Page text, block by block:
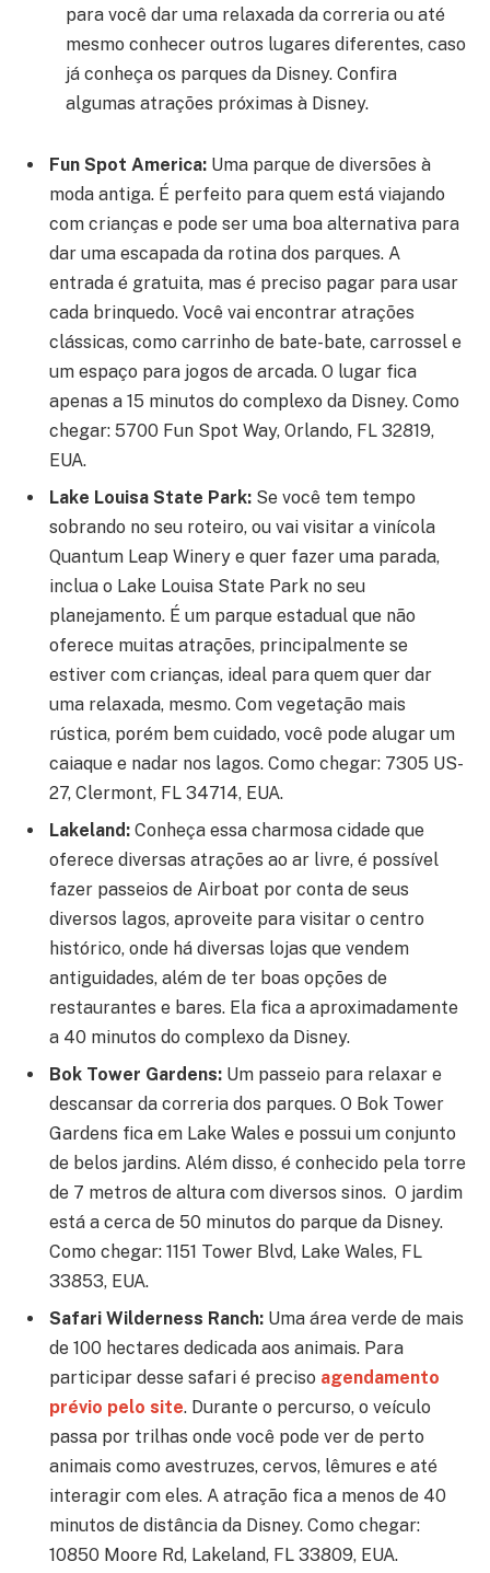
para você dar uma relaxada da correria ou até
mesmo conhecer outros lugares diferentes, caso
já conheça os parques da Disney. Confira
algumas atrações próximas à Disney.
Fun Spot America: Uma parque de diversões à
moda antiga. É perfeito para quem está viajando
com crianças e pode ser uma boa alternativa para
dar uma escapada da rotina dos parques. A
entrada é gratuita, mas é preciso pagar para usar
cada brinquedo. Você vai encontrar atrações
clássicas, como carrinho de bate-bate, carrossel e
um espaço para jogos de arcada. O lugar fica
apenas a 15 minutos do complexo da Disney. Como
chegar: 5700 Fun Spot Way, Orlando, FL 32819,
EUA.
Lake Louisa State Park: Se você tem tempo
sobrando no seu roteiro, ou vai visitar a vinícola
Quantum Leap Winery e quer fazer uma parada,
inclua o Lake Louisa State Park no seu
planejamento. É um parque estadual que não
oferece muitas atrações, principalmente se
estiver com crianças, ideal para quem quer dar
uma relaxada, mesmo. Com vegetação mais
rústica, porém bem cuidado, você pode alugar um
caiaque e nadar nos lagos. Como chegar: 7305 US-
27, Clermont, FL 34714, EUA.
Lakeland: Conheça essa charmosa cidade que
oferece diversas atrações ao ar livre, é possível
fazer passeios de Airboat por conta de seus
diversos lagos, aproveite para visitar o centro
histórico, onde há diversas lojas que vendem
antiguidades, além de ter boas opções de
restaurantes e bares. Ela fica a aproximadamente
a 40 minutos do complexo da Disney.
Bok Tower Gardens: Um passeio para relaxar e
descansar da correria dos parques. O Bok Tower
Gardens fica em Lake Wales e possui um conjunto
de belos jardins. Além disso, é conhecido pela torre
de 7 metros de altura com diversos sinos. O jardim
está a cerca de 50 minutos do parque da Disney.
Como chegar: 1151 Tower Blvd, Lake Wales, FL
33853, EUA.
Safari Wilderness Ranch: Uma área verde de mais
de 100 hectares dedicada aos animais. Para
participar desse safari é preciso agendamento
prévio pelo site. Durante o percurso, o veículo
passa por trilhas onde você pode ver de perto
animais como avestruzes, cervos, lêmures e até
interagir com eles. A atração fica a menos de 40
minutos de distância da Disney. Como chegar:
10850 Moore Rd, Lakeland, FL 33809, EUA.